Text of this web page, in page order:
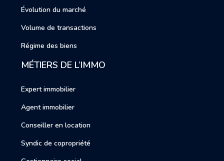
Évolution du marché
Volume de transactions
Régime des biens
MÉTIERS DE L’IMMO
Expert immobilier
Agent immobilier
Conseiller en location
Syndic de copropriété